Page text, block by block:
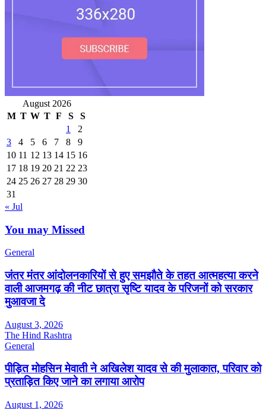
August 2026
M T W T F S
S
1
2
3
4 5 6 7 8
9
10 11 12 13 14 15 16
17 18 19 20 21 22 23
24 25 26 27 28 29 30
31
« Jul
You may Missed
General
जंतर मंतर आंदोलनकारियों से हुए समझौते के तहत आत्महत्या करने
वाली आजमगढ़ की नीट छात्रा सृष्टि यादव के परिजनों को सरकार
मुआवजा दे
August 3, 2026
The Hind Rashtra
General
पीड़ित मोहसिन मेवाती ने अखिलेश यादव से की मुलाकात, परिवार को
प्रताड़ित किए जाने का लगाया आरोप
August 1, 2026